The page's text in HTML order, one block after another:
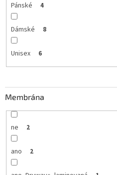
Pánské 4
Dámské 8
Unisex 6
Membrána
ne 2
ano 2